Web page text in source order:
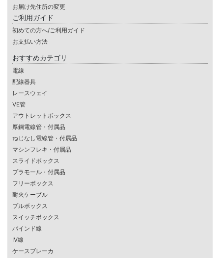
お届け先住所の変更
ご利用ガイド
初めての方へ/ご利用ガイド
お支払い方法
おすすめカテゴリ
電線
配線器具
レースウェイ
VE管
アウトレットボックス
厚鋼電線管・付属品
ねじなし電線管・付属品
マシンフレキ・付属品
スライドボックス
プラモール・付属品
フリーボックス
耐火ケーブル
プルボックス
スイッチボックス
バインド線
IV線
ケースブレーカ